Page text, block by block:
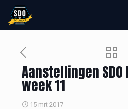
Aanstellingen
week 11
15 mrt 2017